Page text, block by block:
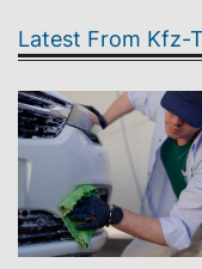
Latest From Kfz-